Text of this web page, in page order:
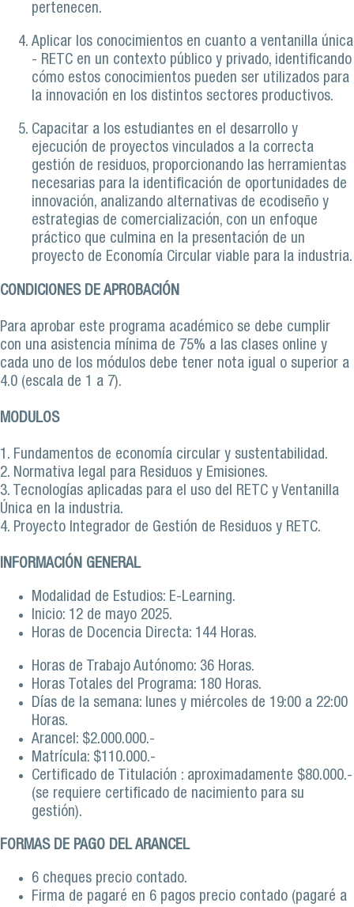
pertenecen.
Aplicar los conocimientos en cuanto a ventanilla única
- RETC en un contexto público y privado, identificando
cómo estos conocimientos pueden ser utilizados para
la innovación en los distintos sectores productivos.
Capacitar a los estudiantes en el desarrollo y
ejecución de proyectos vinculados a la correcta
gestión de residuos, proporcionando las herramientas
necesarias para la identificación de oportunidades de
innovación, analizando alternativas de ecodiseño y
estrategias de comercialización, con un enfoque
práctico que culmina en la presentación de un
proyecto de Economía Circular viable para la industria.
CONDICIONES DE APROBACIÓN
Para aprobar este programa académico se debe cumplir
con una asistencia mínima de 75% a las clases online y
cada uno de los módulos debe tener nota igual o superior a
4.0 (escala de 1 a 7).
MODULOS
1. Fundamentos de economía circular y sustentabilidad.
2. Normativa legal para Residuos y Emisiones.
3. Tecnologías aplicadas para el uso del RETC y Ventanilla
Única en la industria.
4. Proyecto Integrador de Gestión de Residuos y RETC.
INFORMACIÓN GENERAL
Modalidad de Estudios: E-Learning.
Inicio: 12 de mayo 2025.
Horas de Docencia Directa: 144 Horas.
Horas de Trabajo Autónomo: 36 Horas.
Horas Totales del Programa: 180 Horas.
Días de la semana: lunes y miércoles de 19:00 a 22:00
Horas.
Arancel: $2.000.000.-
Matrícula: $110.000.-
Certificado de Titulación : aproximadamente $80.000.-
(se requiere certificado de nacimiento para su
gestión).
FORMAS DE PAGO DEL ARANCEL
6 cheques precio contado.
Firma de pagaré en 6 pagos precio contado (pagaré a